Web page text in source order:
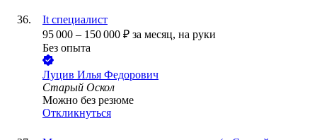
It специалист
95 000 – 150 000 ₽ за месяц, на руки
Без опыта
Луцив Илья Федорович
Старый Оскол
Можно без резюме
Откликнуться